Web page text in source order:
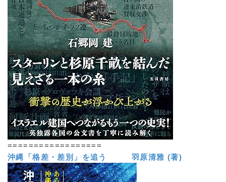
==================
沖縄「格差・差別」を追う 羽原清雅 (著)